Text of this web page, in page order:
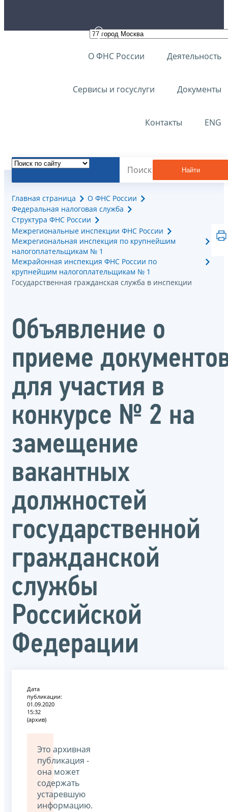
О ФНС России Деятельность
Сервисы и госуслуги Документы
Контакты ENG
Найти
Главная страница
О ФНС России
Федеральная налоговая служба
Структура ФНС России
Межрегиональные инспекции ФНС России
Межрегиональная инспекция по крупнейшим
налогоплательщикам № 1
Межрайонная инспекция ФНС России по
крупнейшим налогоплательщикам № 1
Государственная гражданская служба в инспекции
Объявление о
приеме
для участия в
конкурсе № 2 на
замещение
вакантных
должностей
государственной
гражданской
службы
Российской
Федерации
Дата
публикации:
01.09.2020
15:32
(архив)
Это архивная
публикация -
она может
содержать
устаревшую
информацию.